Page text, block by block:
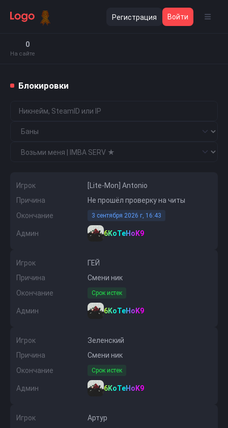
Регистрация Войти
0
На сайте
Блокировки
Игрок
[Lite-Mon] Antonio
Причина
Не прошёл проверку на читы
Окончание
3 сентября 2026 г, 16:43
Админ 6KoTeHoK9
Игрок
ГЕЙ
Причина
Смени ник
Окончание
Срок истек
Админ 6KoTeHoK9
Игрок
Зеленский
Причина
Смени ник
Окончание
Срок истек
Админ 6KoTeHoK9
Игрок
Артур